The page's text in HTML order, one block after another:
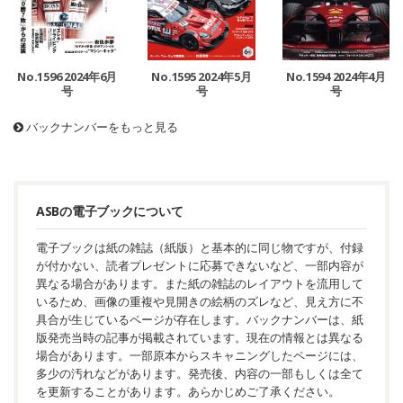
No.1596 2024年6月
号
No.1595 2024年5月
号
No.1594 2024年4月
号
バックナンバーをもっと見る
ASBの電子ブックについて
電子ブックは紙の雑誌（紙版）と基本的に同じ物ですが、付録
が付かない、読者プレゼントに応募できないなど、一部内容が
異なる場合があります。また紙の雑誌のレイアウトを流用して
いるため、画像の重複や見開きの絵柄のズレなど、見え方に不
具合が生じているページが存在します。バックナンバーは、紙
版発売当時の記事が掲載されています。現在の情報とは異なる
場合があります。一部原本からスキャニングしたページには、
多少の汚れなどがあります。発売後、内容の一部もしくは全て
を更新することがあります。あらかじめご了承ください。